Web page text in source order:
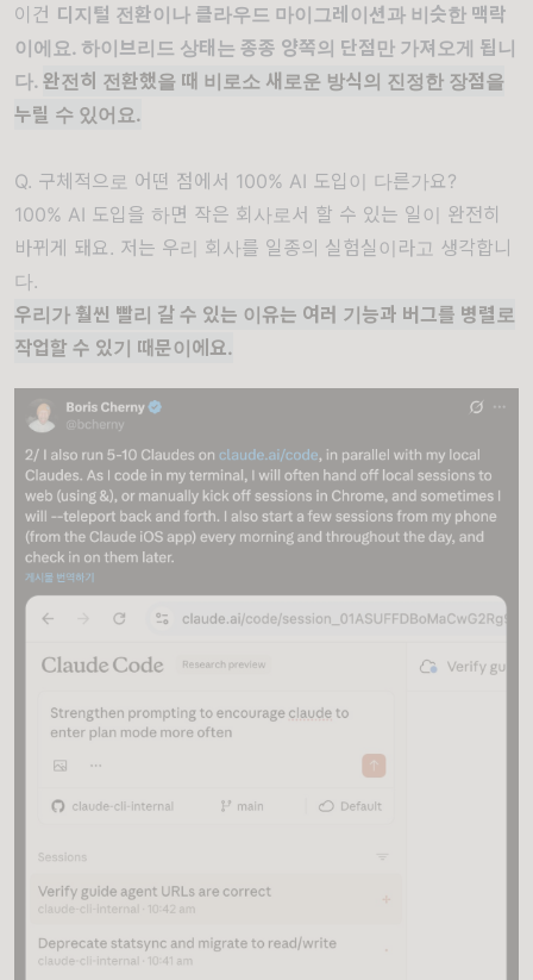
이건 디지털 전환이나 클라우드 마이그레이션과 비슷한 맥락
이에요. 하이브리드 상태는 종종 양쪽의 단점만 가져오게 됩니
다. 완전히 전환했을 때 비로소 새로운 방식의 진정한 장점을
누릴 수 있어요.
Q. 구체적으로 어떤 점에서 100% AI 도입이 다른가요?
100% AI 도입을 하면 작은 회사로서 할 수 있는 일이 완전히
바뀌게 돼요. 저는 우리 회사를 일종의 실험실이라고 생각합니
다.
우리가 훨씬 빨리 갈 수 있는 이유는 여러 기능과 버그를 병렬로
작업할 수 있기 때문이에요.